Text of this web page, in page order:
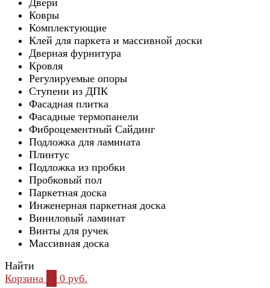
Двери
Ковры
Комплектующие
Клей для паркета и массивной доски
Дверная фурнитура
Кровля
Регулируемые опоры
Ступени из ДПК
Фасадная плитка
Фасадные термопанели
Фиброцементный Сайдинг
Подложка для ламината
Плинтус
Подложка из пробки
Пробковый пол
Паркетная доска
Инженерная паркетная доска
Виниловый ламинат
Винты для ручек
Массивная доска
Найти
Корзина
0 руб.